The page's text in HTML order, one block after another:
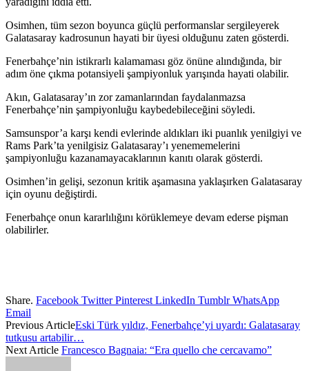
Osimhen, tüm sezon boyunca güçlü performanslar sergileyerek
Galatasaray kadrosunun hayati bir üyesi olduğunu zaten gösterdi.
Fenerbahçe’nin istikrarlı kalamaması göz önüne alındığında, bir
adım öne çıkma potansiyeli şampiyonluk yarışında hayati olabilir.
Akın, Galatasaray’ın zor zamanlarından faydalanmazsa
Fenerbahçe’nin şampiyonluğu kaybedebileceğini söyledi.
Samsunspor’a karşı kendi evlerinde aldıkları iki puanlık yenilgiyi ve
Rams Park’ta yenilgisiz Galatasaray’ı yenememelerini
şampiyonluğu kazanamayacaklarının kanıtı olarak gösterdi.
Osimhen’in gelişi, sezonun kritik aşamasına yaklaşırken Galatasaray
için oyunu değiştirdi.
Fenerbahçe onun kararlılığını körüklemeye devam ederse pişman
olabilirler.
Share. Facebook Twitter Pinterest LinkedIn Tumblr WhatsApp
Email
Previous ArticleEski Türk yıldız, Fenerbahçe’yi uyardı: Galatasaray
tutkusu artabilir…
Next Article Francesco Bagnaia: “Era quello che cercavamo”